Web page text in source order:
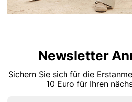
Newsletter
Sichern Sie sich für die
10 Euro für Ihren